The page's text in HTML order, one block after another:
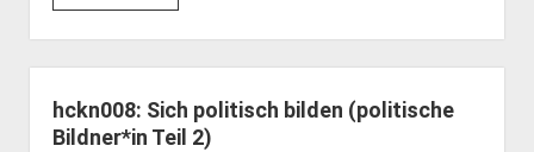
How
to
Haecksen-
Event
hckn008: Sich politisch bilden (politische
Bildner*in Teil 2)